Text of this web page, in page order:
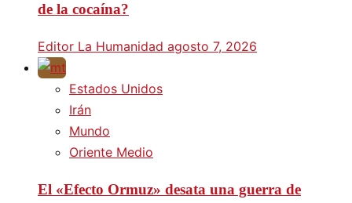
de la cocaína?
Editor La Humanidad agosto 7, 2026
Estados Unidos
Irán
Mundo
Oriente Medio
El «Efecto Ormuz» desata una guerra de